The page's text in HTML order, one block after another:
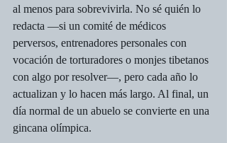
al menos para sobrevivirla. No sé quién lo
redacta —si un comité de médicos
perversos, entrenadores personales con
vocación de torturadores o monjes tibetanos
con algo por resolver—, pero cada año lo
actualizan y lo hacen más largo. Al final, un
día normal de un abuelo se convierte en una
gincana olímpica.